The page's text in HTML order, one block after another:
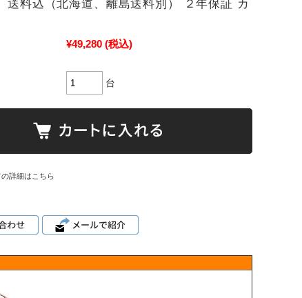
送料込（北海道、離島送料別） ２年保証 カ
¥49,280 (税込)
台
詳細はこちら